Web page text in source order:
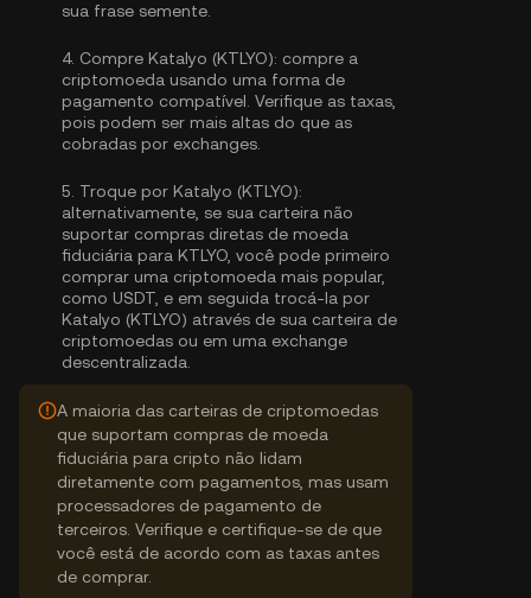
sua frase semente.
4. Compre Katalyo (KTLYO): compre a
criptomoeda usando uma forma de
pagamento compatível. Verifique as taxas,
pois podem ser mais altas do que as
cobradas por exchanges.
5. Troque por Katalyo (KTLYO):
alternativamente, se sua carteira não
suportar compras diretas de moeda
fiduciária para KTLYO, você pode primeiro
comprar uma criptomoeda mais popular,
como USDT, e em seguida trocá-la por
Katalyo (KTLYO) através de sua carteira de
criptomoedas ou em uma exchange
descentralizada.
A maioria das carteiras de criptomoedas
que suportam compras de moeda
fiduciária para cripto não lidam
diretamente com pagamentos, mas usam
processadores de pagamento de
terceiros. Verifique e certifique-se de que
você está de acordo com as taxas antes
de comprar.